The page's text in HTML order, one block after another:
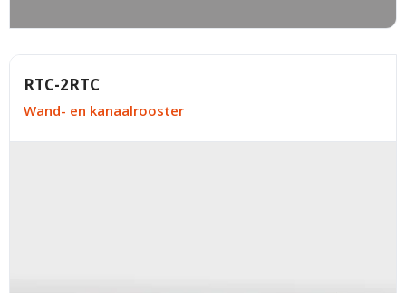
RTC-2RTC
Wand- en kanaalrooster